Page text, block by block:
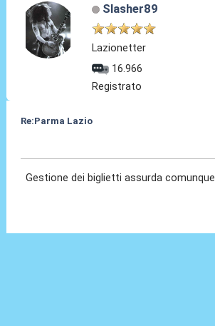
Slasher89
Lazionetter
16.966
Registrato
Re:Parma Lazio
Gestione dei biglietti assurda comunque